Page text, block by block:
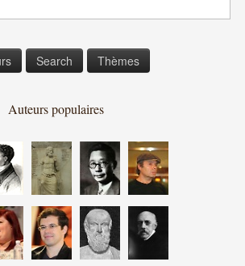
Search Thèmes
Auteurs populaires